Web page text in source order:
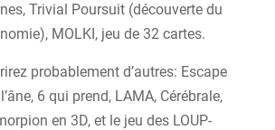
Trivial Poursuit (découverte du
MOLKI, jeu de 32 cartes.
probablement d’autres: Escape
6 qui prend, LAMA, Cérébrale,
en 3D, et le jeu des LOUP-